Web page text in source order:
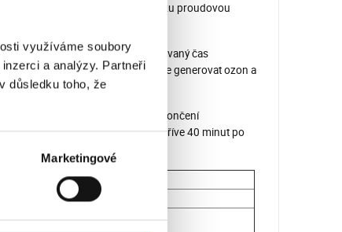
využíváme soubory
a analýzy. Partneři
důsledku toho, že
Marketingové
okénko vsunete do interiéru vozu proudovou
časovém spínači nastavte požadovaný čas
kontaminace. Po té přístroj začne generovat ozon a
domácí či chovná zvířata. Po dokončení
bez ochrany dýchacích cest nejdříve 40 minut po
20g / hod
595 m3 / hod
385 m2 / 960 m3 - za 1 hod.